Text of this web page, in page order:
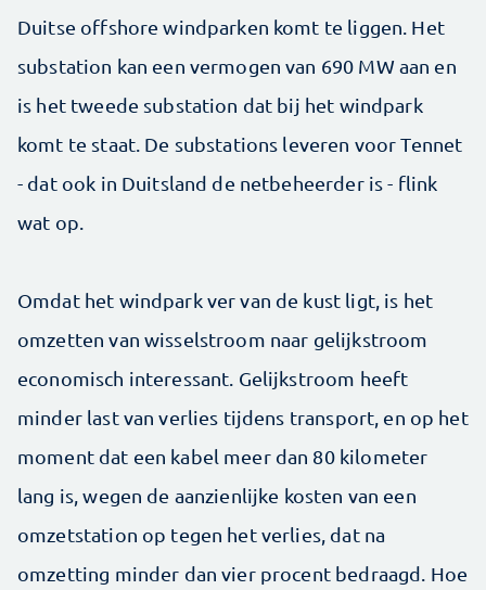
Duitse offshore windparken komt te liggen. Het
substation kan een vermogen van 690 MW aan en
is het tweede substation dat bij het windpark
komt te staat. De substations leveren voor Tennet
- dat ook in Duitsland de netbeheerder is - flink
wat op.
Omdat het windpark ver van de kust ligt, is het
omzetten van wisselstroom naar gelijkstroom
economisch interessant. Gelijkstroom heeft
minder last van verlies tijdens transport, en op het
moment dat een kabel meer dan 80 kilometer
lang is, wegen de aanzienlijke kosten van een
omzetstation op tegen het verlies, dat na
omzetting minder dan vier procent bedraagd. Hoe